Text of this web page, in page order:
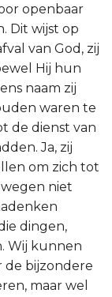
openbaar
Dit wijst op
van God, zij
Hij hun
naam zij
waren te
de dienst van
Ja, zij
om zich tot
niet
dingen,
Wij kunnen
de bijzondere
maar wel